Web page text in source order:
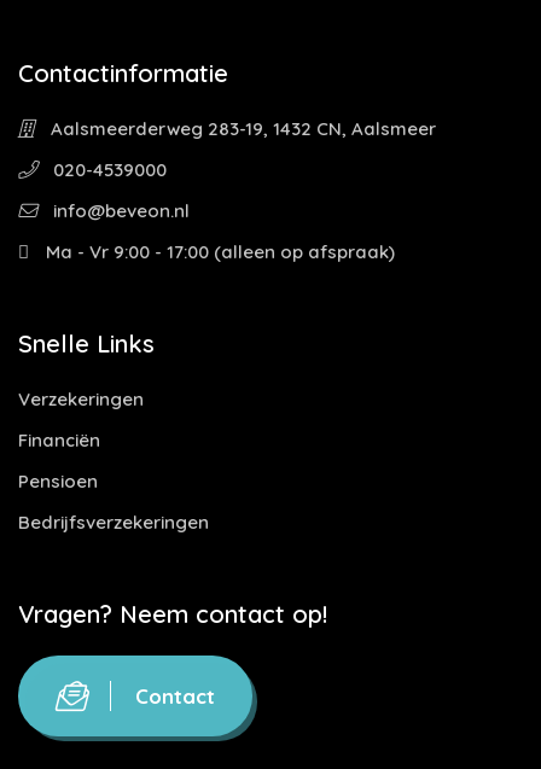
Contactinformatie
Aalsmeerderweg 283-19, 1432 CN, Aalsmeer
020-4539000
info@beveon.nl
Ma - Vr 9:00 - 17:00 (alleen op afspraak)
Snelle Links
Verzekeringen
Financiën
Pensioen
Bedrijfsverzekeringen
Vragen? Neem contact op!
Contact